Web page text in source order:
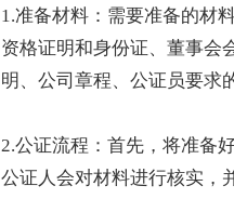
1.准备材料：需要准备的材
资格证明和身份证、董事会
明、公司章程、公证员要求
2.公证流程：首先，将准备
公证人会对材料进行核实，